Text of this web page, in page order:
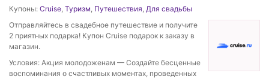
Купоны: Cruise, Туризм, Путешествия, Для свадьбы
Отправляйтесь в свадебное путешествие и получите
2 приятных подарка! Купон Cruise подарок к заказу в
магазин.
Условия: Акция молодоженам — Создайте бесценные
воспоминания о счастливых моментах, проведенных